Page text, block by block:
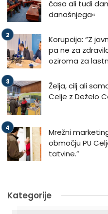
časa ali tudi
današnjega«
Korupcija: “Z
pa ne za
oziroma za
Želja, cilj ali
Celje z Deželo
Mrežni
območju PU
tatvine.”
Kategorije